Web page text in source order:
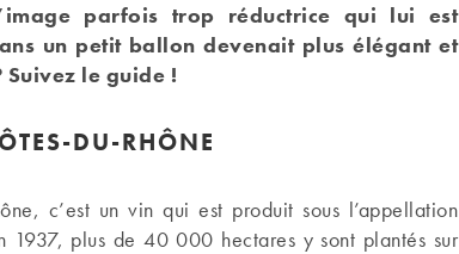
parfois trop réductrice qui lui est
un petit ballon devenait plus élégant et
le guide !
DU-RHÔNE
c’est un vin qui est produit sous l’appellation
1937, plus de 40 000 hectares y sont plantés sur